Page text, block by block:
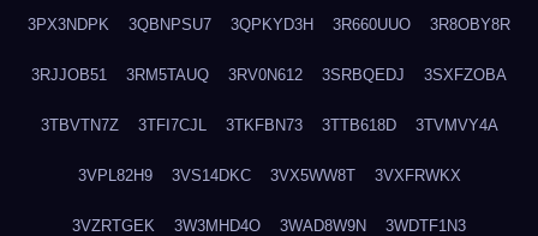
3PX3NDPK 3QBNPSU7 3QPKYD3H 3R660UUO 3R8OBY8R
3RJJOB51 3RM5TAUQ 3RV0N612 3SRBQEDJ 3SXFZOBA
3TBVTN7Z 3TFI7CJL 3TKFBN73 3TTB618D 3TVMVY4A
3VPL82H9 3VS14DKC 3VX5WW8T 3VXFRWKX
3VZRTGEK 3W3MHD4O 3WAD8W9N 3WDTF1N3